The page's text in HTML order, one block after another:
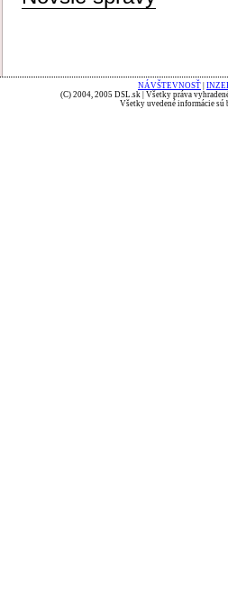
NÁVŠTEVNOSŤ
(C) 2004, 2005 DSL.sk | Všetky práva
Všetky uvedené informácie sú